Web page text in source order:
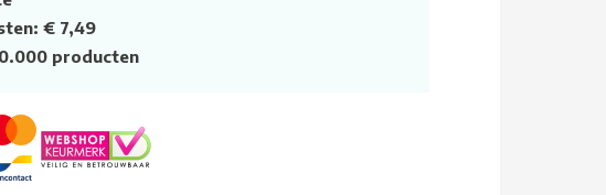
€ 7,49
producten